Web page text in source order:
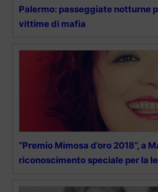
Palermo: passeggiate notturne
vittime di mafia
“Premio Mimosa d’oro 2018”, a
riconoscimento speciale per la